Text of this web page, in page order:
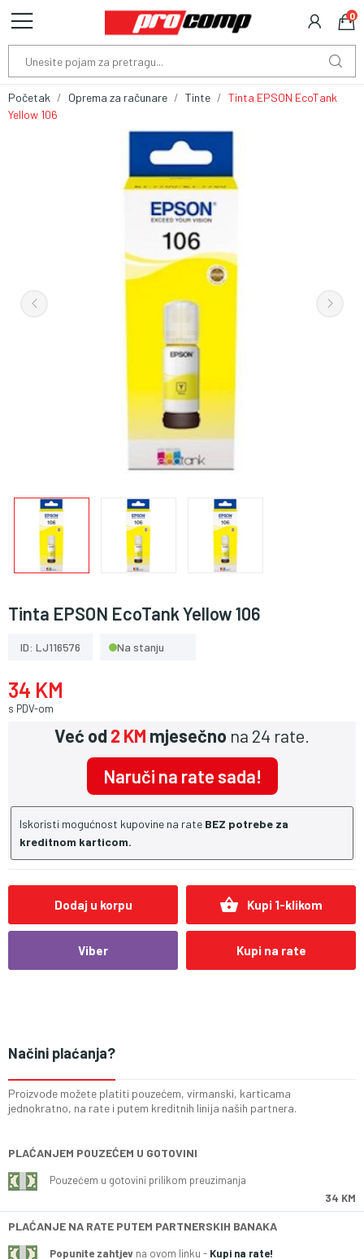
0
Početak Oprema za računare Tinte
Tinta EPSON EcoTank
Yellow 106
Tinta EPSON EcoTank Yellow 106
ID: LJ116576 Na stanju
34 KM
s PDV-om
Već od2 KM mjesečno na 24 rate.
Naruči na rate sada!
Iskoristi mogućnost kupovine na rate BEZ potrebe za
kreditnom karticom.
Dodaj u korpu shopping_basket Kupi 1-klikom
Viber Kupi na rate
Načini plaćanja?
Proizvode možete platiti pouzećem, virmanski, karticama
jednokratno, na rate i putem kreditnih linija naših partnera.
PLAĆANJEM POUZEĆEM U GOTOVINI
Pouzećem u gotovini prilikom preuzimanja
34 KM
PLAĆANJE NA RATE PUTEM PARTNERSKIH BANAKA
Popunite zahtjev na ovom linku - Kupi na rate!